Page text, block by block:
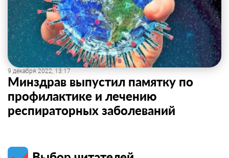
9 декабря 2022, 13:17
Минздрав выпустил памятку по
профилактике и лечению
респираторных заболеваний